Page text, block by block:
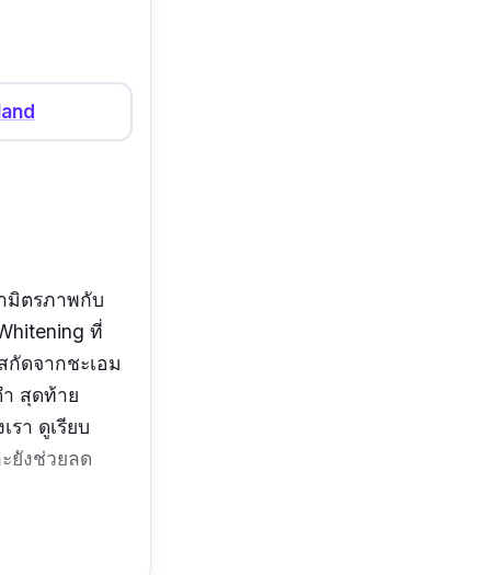
มิตรภาพกับ
ที่
กัดจากชะเอม
สุดท้าย
รา ดูเรียบ
ยังช่วยลด